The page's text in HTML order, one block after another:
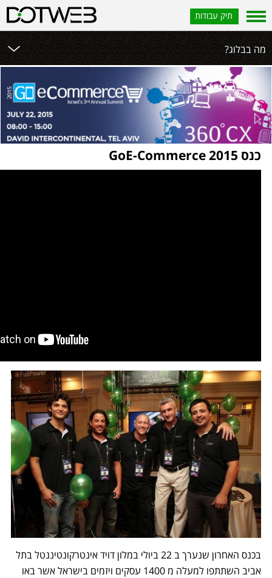
תיק עבודות
?מה בבלוג
כנס 2015 GoE-Commerce
בכנס האחרון שנערך ב 22 ביולי במלון דויד אינטרקונטיננטל בתל
אביב השתתפו למעלה מ 1400 עסקים ויזמים בישראל אשר באו